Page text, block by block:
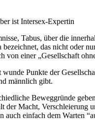
ist Intersex-Expertin
Tabus, über die
das nicht oder
von einer „Gesellschaft
wunde Punkte der
männlich gibt.
Beweggründe
der Macht, Verschleierung
auch einfach dem Warten